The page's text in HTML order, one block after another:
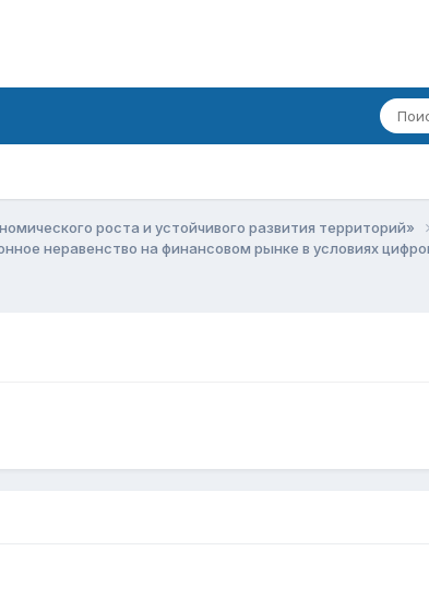
роста и устойчивого развития территорий»
неравенство на финансовом рынке в условиях